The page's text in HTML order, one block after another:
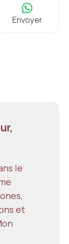
Envoyer
le
et